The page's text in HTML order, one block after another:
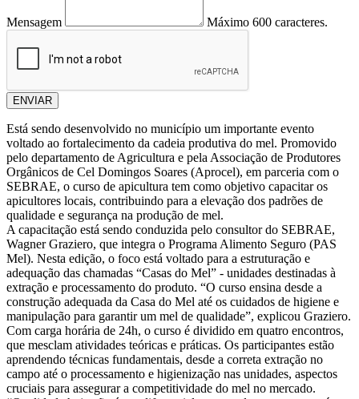
Mensagem Máximo 600 caracteres.
ENVIAR
Está sendo desenvolvido no município um importante evento
voltado ao fortalecimento da cadeia produtiva do mel. Promovido
pelo departamento de Agricultura e pela Associação de Produtores
Orgânicos de Cel Domingos Soares (Aprocel), em parceria com o
SEBRAE, o curso de apicultura tem como objetivo capacitar os
apicultores locais, contribuindo para a elevação dos padrões de
qualidade e segurança na produção de mel.
A capacitação está sendo conduzida pelo consultor do SEBRAE,
Wagner Graziero, que integra o Programa Alimento Seguro (PAS
Mel). Nesta edição, o foco está voltado para a estruturação e
adequação das chamadas “Casas do Mel” - unidades destinadas à
extração e processamento do produto. “O curso ensina desde a
construção adequada da Casa do Mel até os cuidados de higiene e
manipulação para garantir um mel de qualidade”, explicou Graziero.
Com carga horária de 24h, o curso é dividido em quatro encontros,
que mesclam atividades teóricas e práticas. Os participantes estão
aprendendo técnicas fundamentais, desde a correta extração no
campo até o processamento e higienização nas unidades, aspectos
cruciais para assegurar a competitividade do mel no mercado.